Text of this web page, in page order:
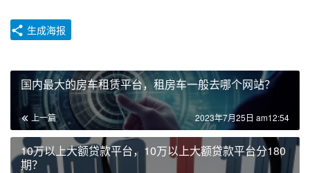
生成海报
国内最大的房车租赁平台，租房车一般去哪个网站？
上一篇 2023年7月25日 am12:54
10万以上大额贷款平台，10万以上大额贷款平台分180
期？